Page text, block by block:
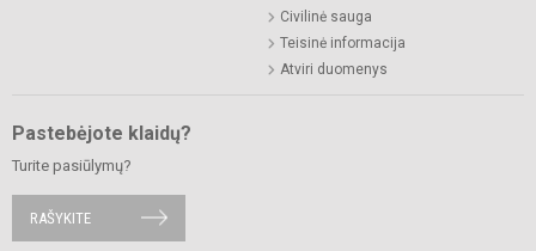
Civilinė sauga
Teisinė informacija
Atviri duomenys
Pastebėjote klaidų?
Turite pasiūlymų?
RAŠYKITE